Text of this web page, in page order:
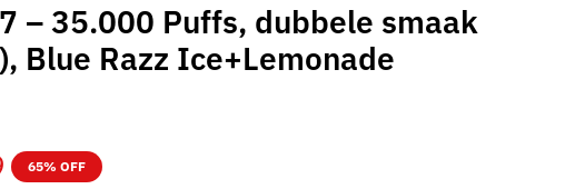
– 35.000 Puffs, dubbele smaak
Blue Razz Ice+Lemonade
65% OFF